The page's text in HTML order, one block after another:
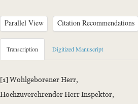
Parallel View Citation Recommendations
Metadata Concerning Header
Sender: Humboldt, Alexander von
Recipient: Werner, Abraham Gottlob
Transcription Digitized Manuscript
[1] Wohlgeborener Herr,
Hochzuverehrender Herr Inspektor,